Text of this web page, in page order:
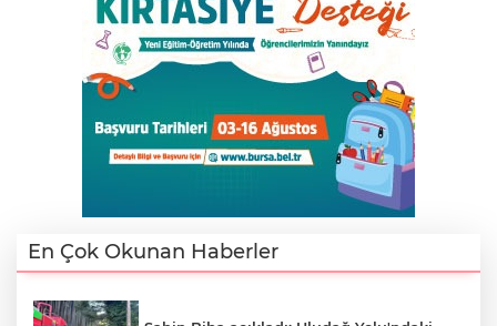
En Çok Okunan Haberler